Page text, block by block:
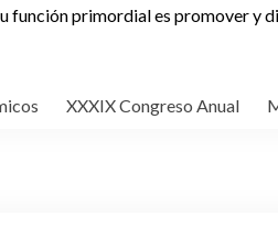
función primordial es promover
XXXIX Congreso Anual